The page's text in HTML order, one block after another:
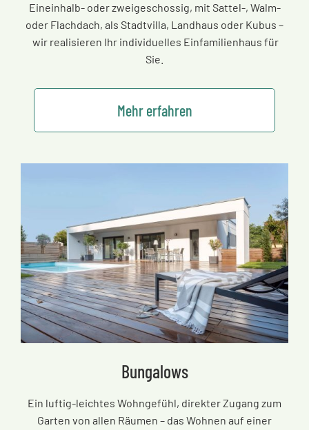
Eineinhalb- oder zweigeschossig, mit Sattel-, Walm-
oder Flachdach, als Stadtvilla, Landhaus oder Kubus –
wir realisieren Ihr individuelles Einfamilienhaus für
Sie.
Mehr erfahren
Bungalows
Ein luftig-leichtes Wohngefühl, direkter Zugang zum
Garten von allen Räumen – das Wohnen auf einer